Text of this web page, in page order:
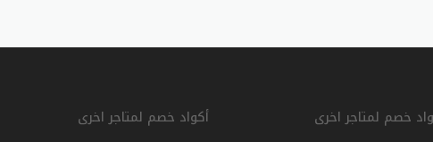
خصم لمتاجر اخرى أكواد خصم لمتاجر اخرى